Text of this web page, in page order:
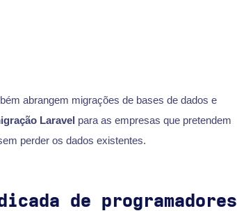
abrangem migrações de bases de dados e
Laravel para as empresas que pretendem
perder os dados existentes.
de programadores